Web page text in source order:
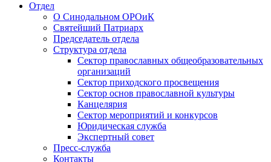
Отдел
О Синодальном ОРОиК
Святейший Патриарх
Председатель отдела
Структура отдела
Сектор православных общеобразовательных
организаций
Сектор приходского просвещения
Сектор основ православной культуры
Канцелярия
Сектор мероприятий и конкурсов
Юридическая служба
Экспертный совет
Пресс-служба
Контакты